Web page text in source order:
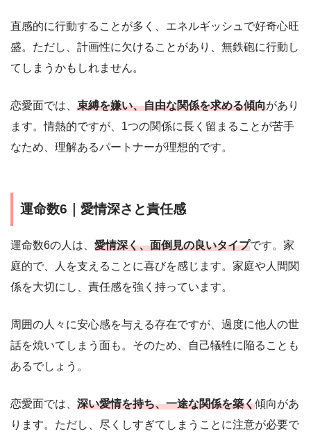
直感的に行動することが多く、エネルギッシュで好奇心旺
盛。ただし、計画性に欠けることがあり、無鉄砲に行動し
てしまうかもしれません。
恋愛面では、 束縛を嫌い、自由な関係を求める傾向があり
ます。情熱的ですが、1つの関係に長く留まることが苦手
なため、理解あるパートナーが理想的です。
運命数6｜愛情深さと責任感
運命数6の人は、 愛情深く、面倒見の良いタイプです。家
庭的で、人を支えることに喜びを感じます。家庭や人間関
係を大切にし、責任感を強く持っています。
周囲の人々に安心感を与える存在ですが、過度に他人の世
話を焼いてしまう面も。そのため、自己犠牲に陥ることも
あるでしょう。
恋愛面では、 深い愛情を持ち、一途な関係を築く傾向があ
ります。ただし、尽くしすぎてしまうことに注意が必要で